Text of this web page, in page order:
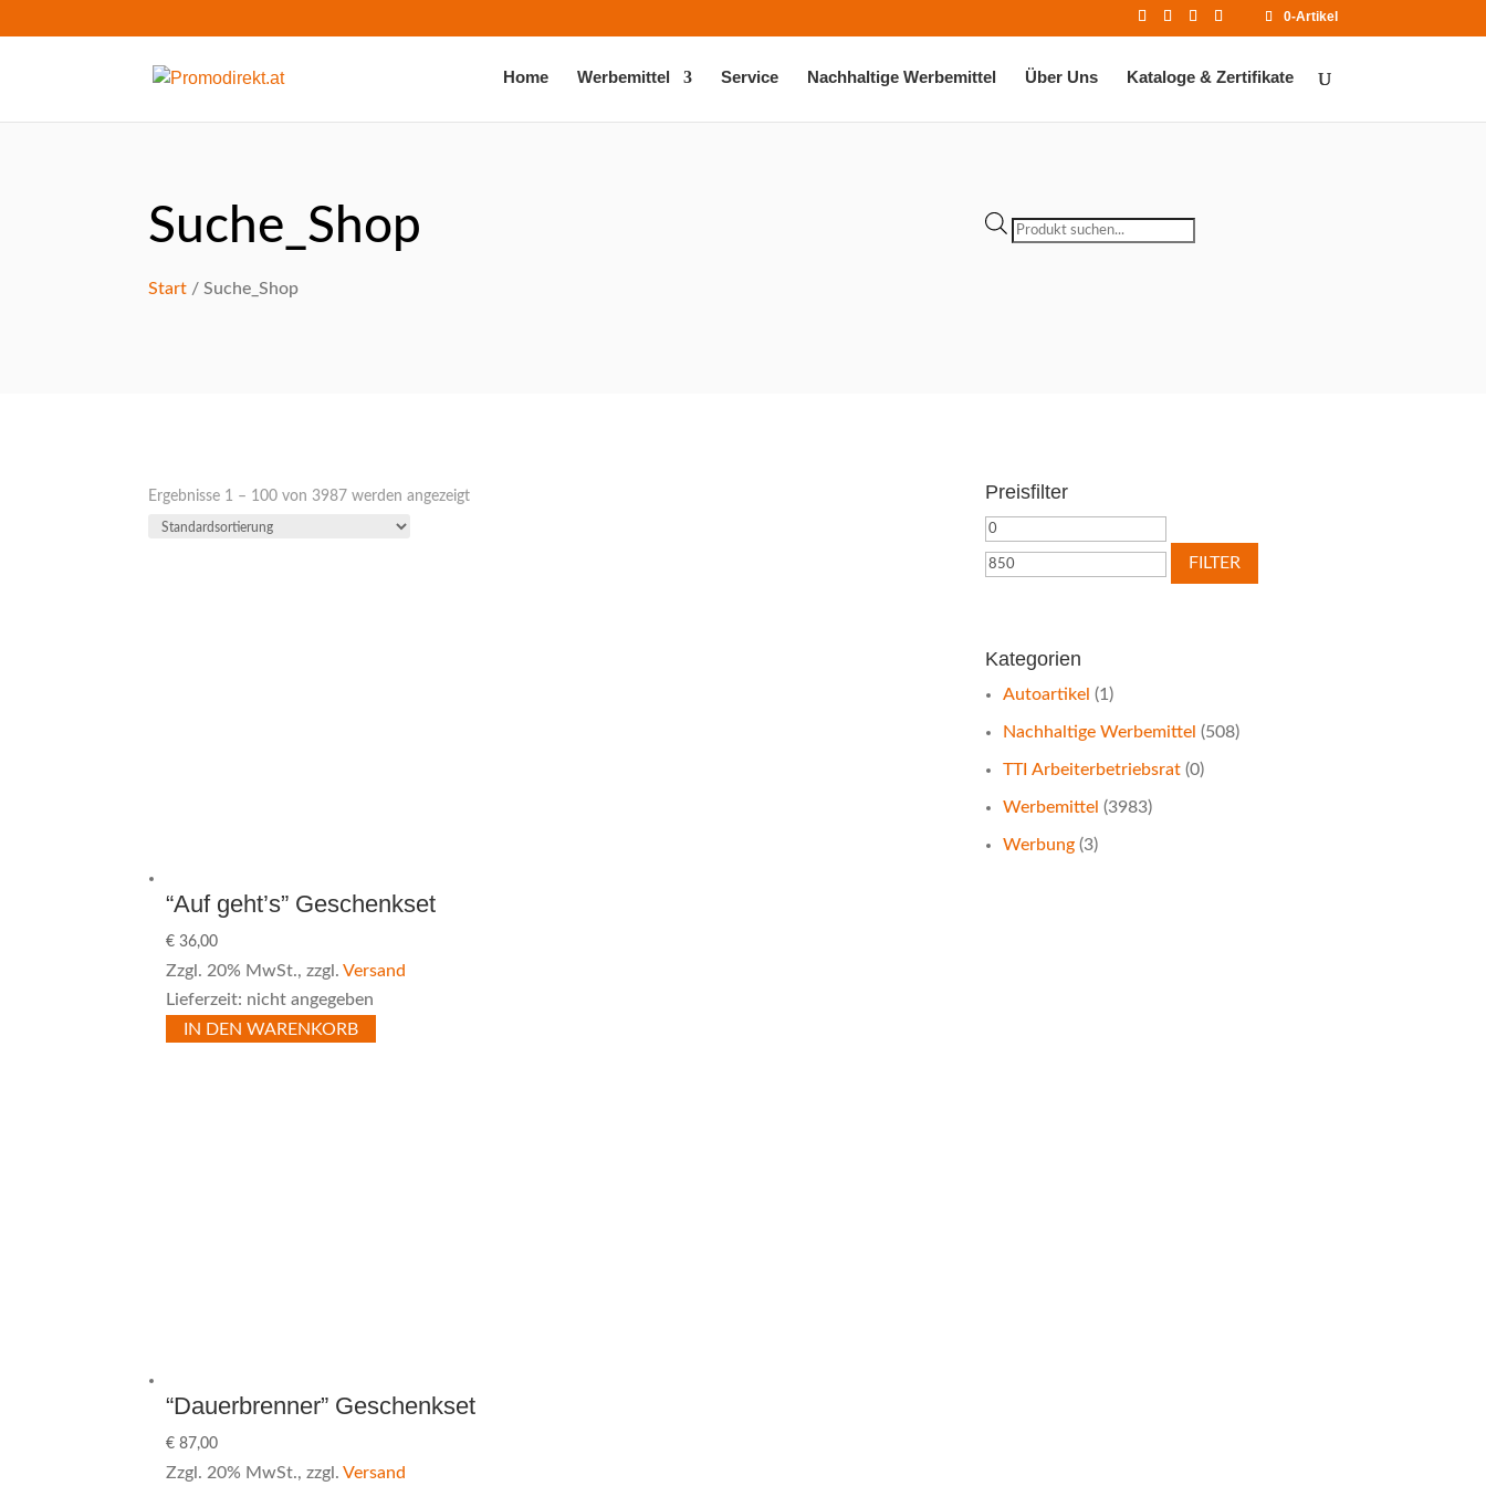
0-Artikel
Home Werbemittel Service Nachhaltige Werbemittel Über Uns Kataloge & Zertifikate
Suche_Shop
Start / Suche_Shop
Products
Ergebnisse 1 – 100 von 3987 werden angezeigt
“Auf geht’s” Geschenkset
€ 36,00
Zzgl. 20% MwSt., zzgl.Versand
Lieferzeit: nicht angegeben
IN DEN WARENKORB
“Dauerbrenner” Geschenkset
€ 87,00
Zzgl. 20% MwSt., zzgl.Versand
Preisfilter
Min.
Preis
PreisFILTER
Kategorien
Autoartikel (1)
Nachhaltige Werbemittel (508)
TTI Arbeiterbetriebsrat (0)
Werbemittel (3983)
Werbung (3)